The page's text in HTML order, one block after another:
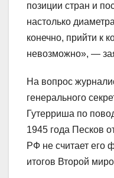
позиции стран и
настолько
конечно, прийти к
невозможно», —
На вопрос
генерального
Гутерриша по
1945 года Песков
РФ не считает его
итогов Второй